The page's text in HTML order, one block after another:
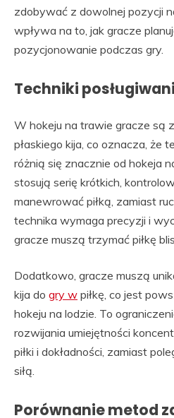
zdobywać z dowolnej pozycji
wpływa na to, jak gracze
pozycjonowanie podczas gry.
Techniki
W hokeju na trawie gracze są
płaskiego kija, co oznacza, że
różnią się znacznie od hokeja
stosują serię krótkich,
manewrować piłką, zamiast
technika wymaga precyzji i
gracze muszą trzymać piłkę
Dodatkowo, gracze muszą
kija do gry w piłkę, co jest
hokeju na lodzie. To
rozwijania umiejętności
piłki i dokładności, zamiast
siłą.
Porównanie metod